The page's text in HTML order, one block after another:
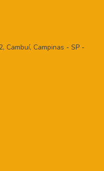
Cambuí, Campinas - SP -